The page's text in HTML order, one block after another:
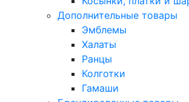
Дополнительные товары
Эмблемы
Халаты
Ранцы
Колготки
Гамаши